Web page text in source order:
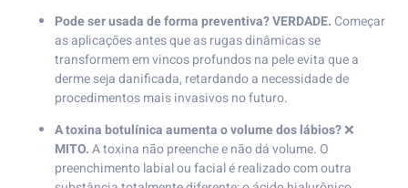
Pode ser usada de forma preventiva?VERDADE. Começar
as aplicações antes que as rugas dinâmicas se
transformem em vincos profundos na pele evita que a
derme seja danificada, retardando a necessidade de
procedimentos mais invasivos no futuro.
A toxina botulínica aumenta o volume dos lábios?❌
MITO.A toxina não preenche e não dá volume. O
preenchimento labial ou facial é realizado com outra